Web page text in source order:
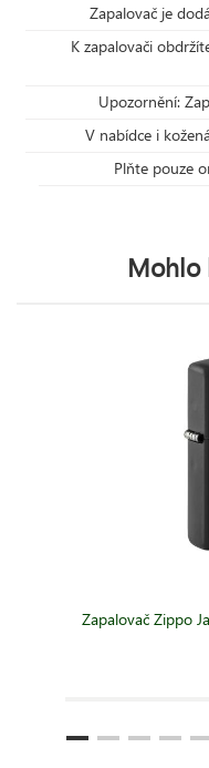
Zapalovač je
K zapalovači
Upozornění:
V nabídce i
Plňte pouze
Mohlo
Zapalovač Zippo